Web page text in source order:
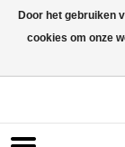
Door het gebruiken
cookies om onze